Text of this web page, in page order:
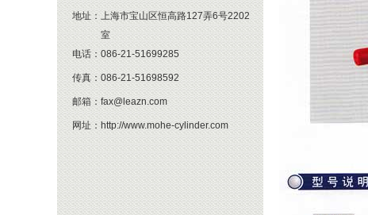
地址： 上海市宝山区恒高路127弄6号2202
室
电话： 086-21-51699285
传真： 086-21-51698592
邮箱： fax@leazn.com
网址： http://www.mohe-cylinder.com